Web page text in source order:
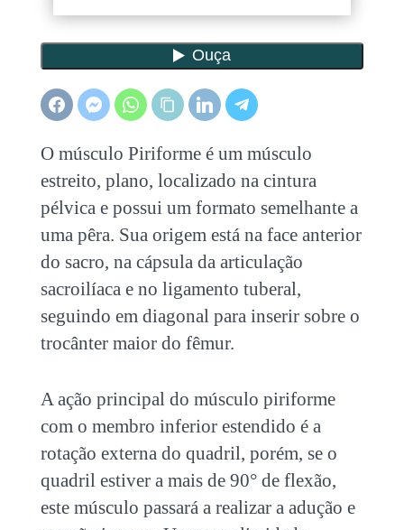
O músculo Piriforme é um músculo
estreito, plano, localizado na cintura
pélvica e possui um formato semelhante a
uma pêra. Sua origem está na face anterior
do sacro, na cápsula da articulação
sacroilíaca e no ligamento tuberal,
seguindo em diagonal para inserir sobre o
trocânter maior do fêmur.
A ação principal do músculo piriforme
com o membro inferior estendido é a
rotação externa do quadril, porém, se o
quadril estiver a mais de 90° de flexão,
este músculo passará a realizar a adução e